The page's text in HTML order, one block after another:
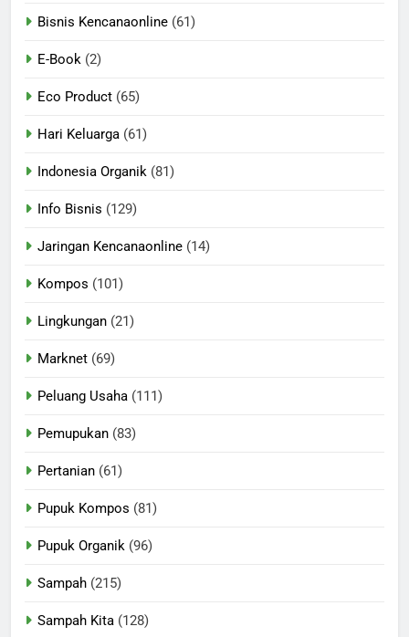
Bisnis Kencanaonline (61)
E-Book (2)
Eco Product (65)
Hari Keluarga (61)
Indonesia Organik (81)
Info Bisnis (129)
Jaringan Kencanaonline (14)
Kompos (101)
Lingkungan (21)
Marknet (69)
Peluang Usaha (111)
Pemupukan (83)
Pertanian (61)
Pupuk Kompos (81)
Pupuk Organik (96)
Sampah (215)
Sampah Kita (128)